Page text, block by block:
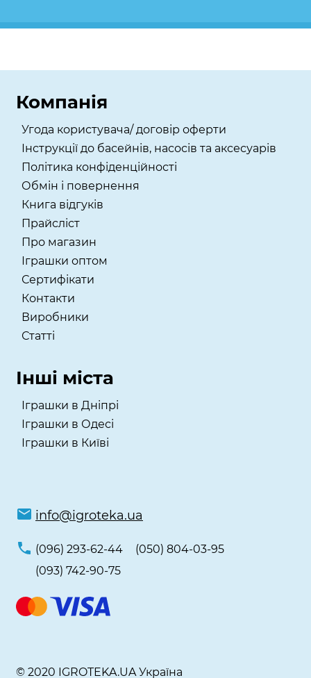
Компанія
Угода користувача/ договір оферти
Інструкції до басейнів, насосів та аксесуарів
Політика конфіденційності
Обмін і повернення
Книга відгуків
Прайсліст
Про магазин
Іграшки оптом
Сертифікати
Контакти
Виробники
Статті
Інші міста
Іграшки в Дніпрі
Іграшки в Одесі
Іграшки в Київі
info@igroteka.ua
(096) 293-62-44
(050) 804-03-95
(093) 742-90-75
© 2020 IGROTEKA.UA Україна